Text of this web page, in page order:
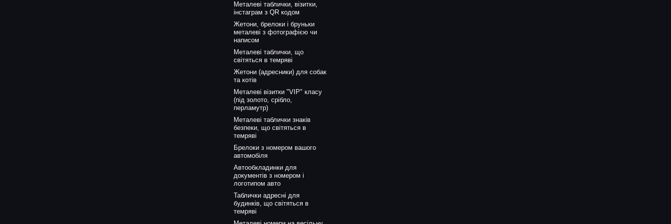
Металеві таблички, візитки,
інстаграм з QR кодом
Жетони, брелоки і бруньки
металеві з фотографією чи
написом
Металеві таблички, що
світяться в темряві
Жетони (адресники) для собак
та котів
Металеві візитки "VIP" класу
(під золото, срібло,
перламутр)
Металеві таблички знаків
безпеки, що світяться в
темряві
Брелоки з номером вашого
автомобіля
Автообкладинки для
документів з номером і
логотипом авто
Таблички адресні для
будинків, що світяться в
темряві